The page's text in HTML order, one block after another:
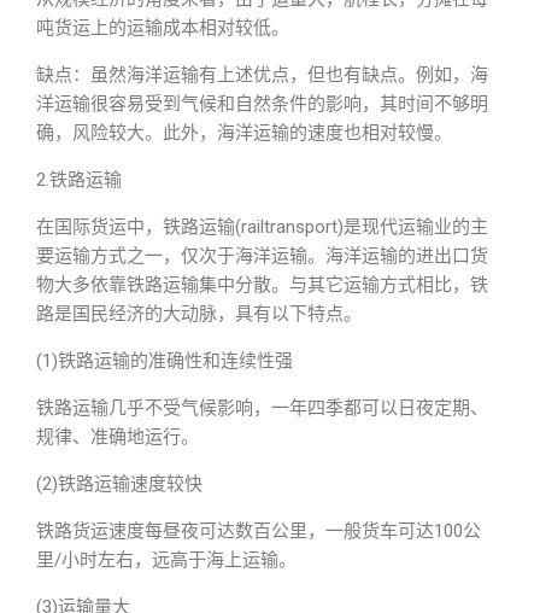
吨货运上的运输成本相对较低。
缺点：虽然海洋运输有上述优点，但也有缺点。例如，海
洋运输很容易受到气候和自然条件的影响，其时间不够明
确，风险较大。此外，海洋运输的速度也相对较慢。
2.铁路运输
在国际货运中，铁路运输(railtransport)是现代运输业的主
要运输方式之一，仅次于海洋运输。海洋运输的进出口货
物大多依靠铁路运输集中分散。与其它运输方式相比，铁
路是国民经济的大动脉，具有以下特点。
(1)铁路运输的准确性和连续性强
铁路运输几乎不受气候影响，一年四季都可以日夜定期、
规律、准确地运行。
(2)铁路运输速度较快
铁路货运速度每昼夜可达数百公里，一般货车可达100公
里/小时左右，远高于海上运输。
(3)运输量大